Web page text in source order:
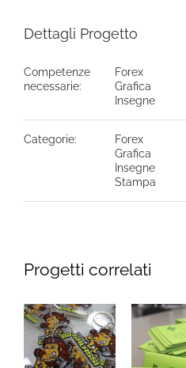
Dettagli Progetto
Competenze
necessarie:
Forex
Grafica
Insegne
Categorie:
Forex
Grafica
Insegne
Stampa
Progetti correlati